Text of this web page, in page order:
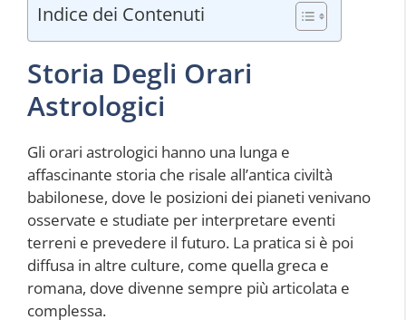
Indice dei Contenuti
Storia Degli Orari
Astrologici
Gli orari astrologici hanno una lunga e
affascinante storia che risale all’antica civiltà
babilonese, dove le posizioni dei pianeti venivano
osservate e studiate per interpretare eventi
terreni e prevedere il futuro. La pratica si è poi
diffusa in altre culture, come quella greca e
romana, dove divenne sempre più articolata e
complessa.